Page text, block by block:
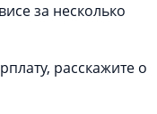
за несколько
расскажите о